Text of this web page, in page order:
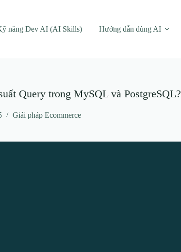
năng Dev AI (AI Skills) Hướng dẫn dùng AI
Query trong MySQL và PostgreSQL?
Giải pháp Ecommerce